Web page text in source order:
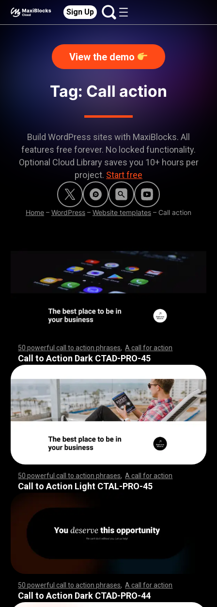
Sign Up
View the demo
Tag: Call action
Build WordPress sites with MaxiBlocks. All
features free forever. No locked functionality.
Optional Cloud Library saves you 10+ hours per
project. Start free
Home – WordPress – Website templates – Call action
50 powerful call to action phrases ,A call for action
,,,,,,,,,,,,,,,,,,,,,,,,,,,,,,,,,,,, ,,,,,,,,,,,,,,,,,,
,,,,,,,,,,,,,,,,,,,,,,,,,,,,,,,,,,,, ,,,,,,,,,,,,,,,,,,
,,,,,,,,,,,,,,,,,,,,,,
Call to Action Dark CTAD-PRO-45
50 powerful call to action phrases ,A call for action
,,,,,,,,,,,,,,,,,,,,,,,,,,,,,,,,,,,, ,,,,,,,,,,,,,,,,,,
,,,,,,,,,,,,,,,,,,,,,,,,,,,,,,,,,,,, ,,,,,,,,,,,,,,,,,,
,,,,,,,,,,,,,,,,,,,,,,,
Call to Action Light CTAL-PRO-45
50 powerful call to action phrases ,A call for action
,,,,,,,,,,,,,,,,,,,,,,,,,,,,,,,,,,,, ,,,,,,,,,,,,,,,,,,
,,,,,,,,,,,,,,,,,,,,,,,,,,,,,,,,,,,, ,,,,,,,,,,,,,,,,,,
,,,,,,,,,,,,,,,,,,,,,,,
Call to Action Dark CTAD-PRO-44